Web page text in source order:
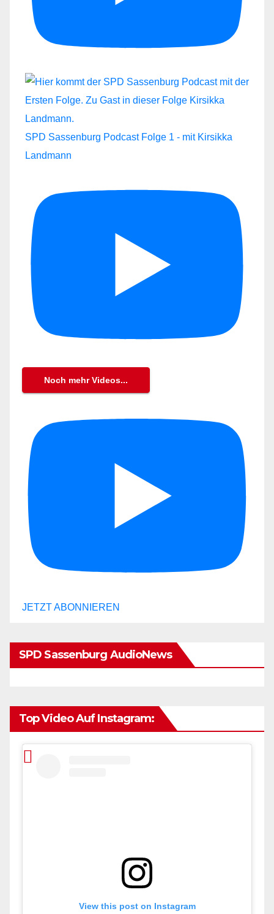
SPD Sassenburg Podcast Folge 1 - mit Kirsikka
Landmann
Noch mehr Videos...
JETZT ABONNIEREN
SPD Sassenburg AudioNews
Top Video Auf Instagram:
View this post on Instagram